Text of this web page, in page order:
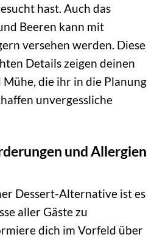
hast. Auch das
Beeren kann mit
versehen werden. Diese
Details zeigen deinen
Mühe, die ihr in die Planung
unvergessliche
und Allergien
Dessert-Alternative ist es
aller Gäste zu
dich im Vorfeld über